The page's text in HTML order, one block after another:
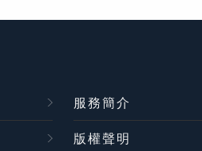
服務簡介
版權聲明